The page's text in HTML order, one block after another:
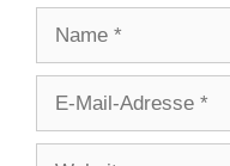
Adresse